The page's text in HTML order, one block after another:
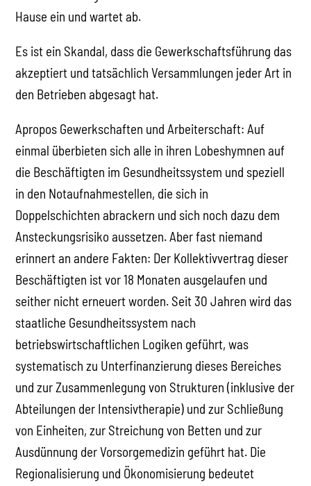
Hause ein und wartet ab.
Es ist ein Skandal, dass die Gewerkschaftsführung das
akzeptiert und tatsächlich Versammlungen jeder Art in
den Betrieben abgesagt hat.
Apropos Gewerkschaften und Arbeiterschaft: Auf
einmal überbieten sich alle in ihren Lobeshymnen auf
die Beschäftigten im Gesundheitssystem und speziell
in den Notaufnahmestellen, die sich in
Doppelschichten abrackern und sich noch dazu dem
Ansteckungsrisiko aussetzen. Aber fast niemand
erinnert an andere Fakten: Der Kollektivvertrag dieser
Beschäftigten ist vor 18 Monaten ausgelaufen und
seither nicht erneuert worden. Seit 30 Jahren wird das
staatliche Gesundheitssystem nach
betriebswirtschaftlichen Logiken geführt, was
systematisch zu Unterfinanzierung dieses Bereiches
und zur Zusammenlegung von Strukturen (inklusive der
Abteilungen der Intensivtherapie) und zur Schließung
von Einheiten, zur Streichung von Betten und zur
Ausdünnung der Vorsorgemedizin geführt hat. Die
Regionalisierung und Ökonomisierung bedeutet